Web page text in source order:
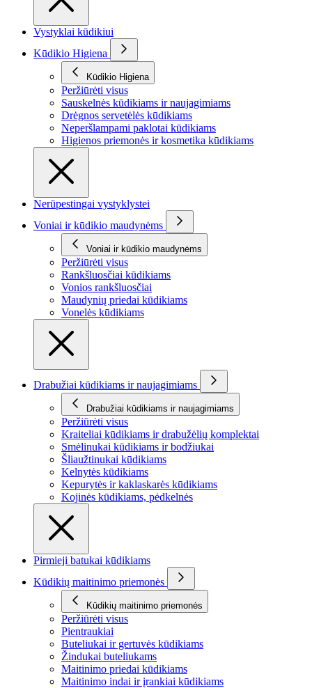
Vystyklai kūdikiui
Kūdikio Higiena
Kūdikio Higiena
Peržiūrėti visus
Sauskelnės kūdikiams ir naujagimiams
Drėgnos servetėlės kūdikiams
Neperšlampami paklotai kūdikiams
Higienos priemonės ir kosmetika kūdikiams
Nerūpestingai vystyklystei
Voniai ir kūdikio maudynėms
Voniai ir kūdikio maudynėms
Peržiūrėti visus
Rankšluosčiai kūdikiams
Vonios rankšluosčiai
Maudynių priedai kūdikiams
Vonelės kūdikiams
Drabužiai kūdikiams ir naujagimiams
Drabužiai kūdikiams ir naujagimiams
Peržiūrėti visus
Kraiteliai kūdikiams ir drabužėlių komplektai
Smėlinukai kūdikiams ir bodžiukai
Šliaužtinukai kūdikiams
Kelnytės kūdikiams
Kepurytės ir kaklaskarės kūdikiams
Kojinės kūdikiams, pėdkelnės
Pirmieji batukai kūdikiams
Kūdikių maitinimo priemonės
Kūdikių maitinimo priemonės
Peržiūrėti visus
Pientraukiai
Buteliukai ir gertuvės kūdikiams
Žindukai buteliukams
Maitinimo priedai kūdikiams
Maitinimo indai ir įrankiai kūdikiams